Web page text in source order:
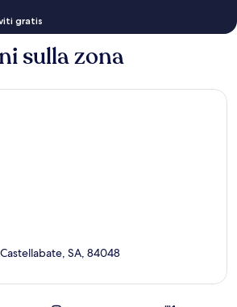
gratis
sulla zona
SA, 84048